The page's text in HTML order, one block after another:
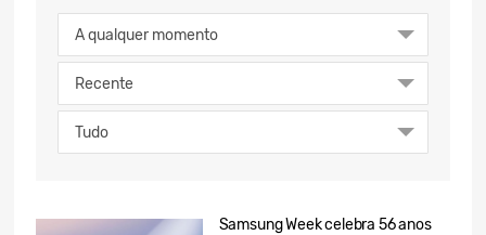
A qualquer momento
Recente
Tudo
Samsung Week celebra 56 anos